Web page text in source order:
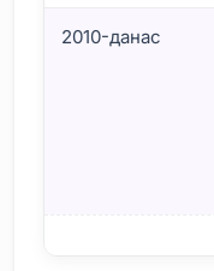
2010-данас